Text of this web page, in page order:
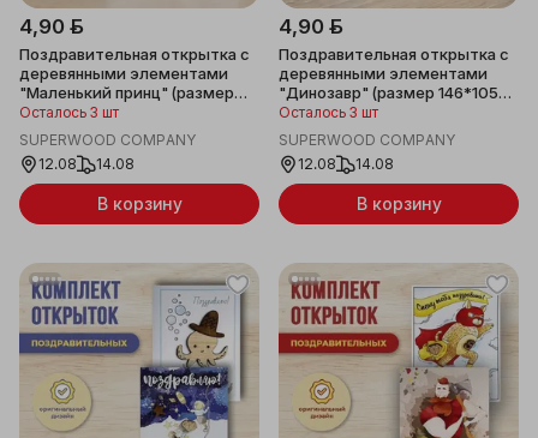
4,90 ƃ
Поздравительная открытка с
деревянными элементами
"Маленький принц" (размер
146*105 мм)
Осталось 3 шт
SUPERWOOD COMPANY
12.08
14.08
В корзину
4,90 ƃ
Поздравительная открытка с
деревянными элементами
"Динозавр" (размер 146*105
мм)
Осталось 3 шт
SUPERWOOD COMPANY
12.08
14.08
В корзину